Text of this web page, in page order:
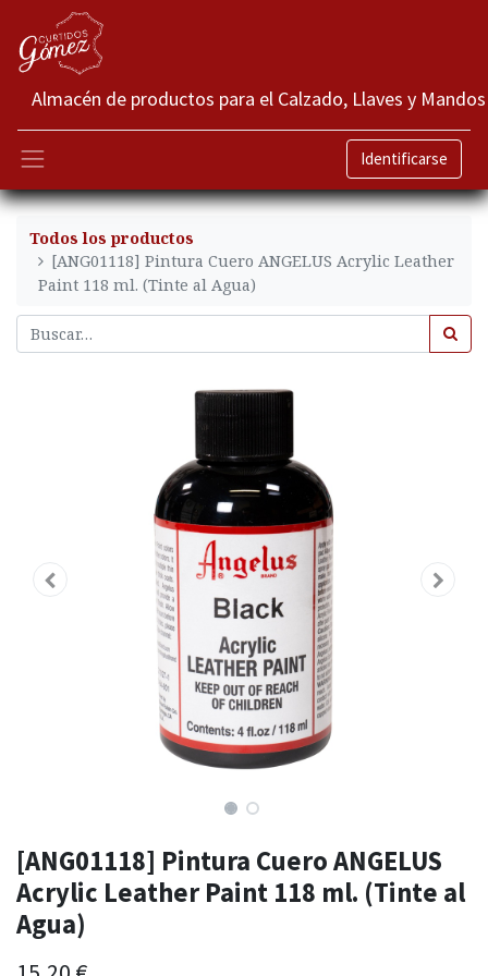
Almacén de productos para el Calzado, Llaves y Mandos
Identificarse
Todos los productos
[ANG01118] Pintura Cuero ANGELUS Acrylic Leather
Paint 118 ml. (Tinte al Agua)
[ANG01118] Pintura Cuero ANGELUS
Acrylic Leather Paint 118 ml. (Tinte al
Agua)